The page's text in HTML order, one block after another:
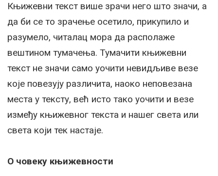
Књижевни текст више зрачи него што значи, а
да би се то зрачење осетило, прикупило и
разумело, читалац мора да располаже
вештином тумачења. Тумачити књижевни
текст не значи само уочити невидљиве везе
које повезују различита, наоко неповезана
места у тексту, већ исто тако уочити и везе
између књижевног текста и нашег света или
света који тек настаје.
О човеку књижевности